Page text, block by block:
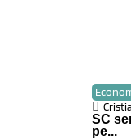
SC
pe...